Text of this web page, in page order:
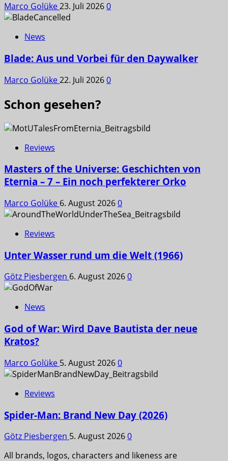
Marco Golüke23. Juli 20260
News
Blade: Aus und Vorbei für den Daywalker
Marco Golüke22. Juli 20260
Schon gesehen?
Reviews
Masters of the Universe: Geschichten von
Eternia – 7 – Ein noch perfekterer Orko
Marco Golüke 6. August 20260
Reviews
Unter Wasser rund um die Welt (1966)
Götz Piesbergen 6. August 20260
News
God of War: Wird Dave Bautista der neue
Kratos?
Marco Golüke 5. August 20260
Reviews
Spider-Man: Brand New Day (2026)
Götz Piesbergen 5. August 20260
All brands, logos, characters and likeness are